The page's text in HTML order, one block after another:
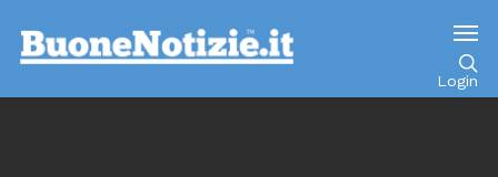
Login
Go to mobile version